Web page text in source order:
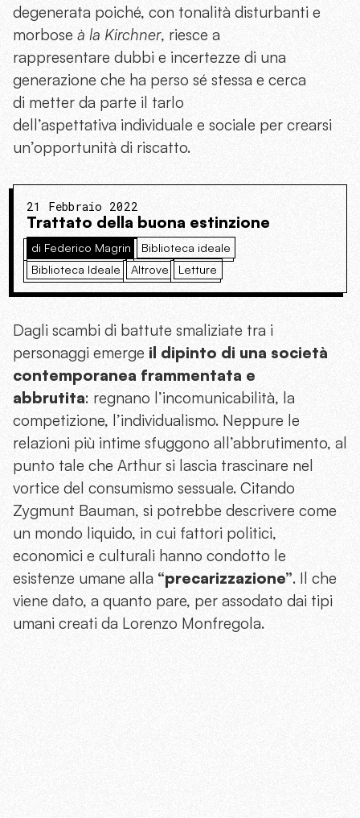
degenerata poiché, con tonalità disturbanti e
morbose à la Kirchner, riesce a
rappresentare dubbi e incertezze di una
generazione che ha perso sé stessa e cerca
di metter da parte il tarlo
dell’aspettativa individuale e sociale per crearsi
un’opportunità di riscatto.
21 Febbraio 2022
Trattato della buona estinzione
di Federico Magrin
Biblioteca ideale
Biblioteca Ideale
Altrove Letture
Dagli scambi di battute smaliziate tra i
personaggi emerge il dipinto di una società
contemporanea frammentata e
abbrutita: regnano l’incomunicabilità, la
competizione, l’individualismo. Neppure le
relazioni più intime sfuggono all’abbrutimento, al
punto tale che Arthur si lascia trascinare nel
vortice del consumismo sessuale. Citando
Zygmunt Bauman, si potrebbe descrivere come
un mondo liquido, in cui fattori politici,
economici e culturali hanno condotto le
esistenze umane alla “precarizzazione”. Il che
viene dato, a quanto pare, per assodato dai tipi
umani creati da Lorenzo Monfregola.